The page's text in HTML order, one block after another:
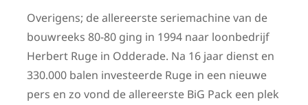
Overigens; de allereerste seriemachine van de
bouwreeks 80-80 ging in 1994 naar loonbedrijf
Herbert Ruge in Odderade. Na 16 jaar dienst en
330.000 balen investeerde Ruge in een nieuwe
pers en zo vond de allereerste BiG Pack een plek